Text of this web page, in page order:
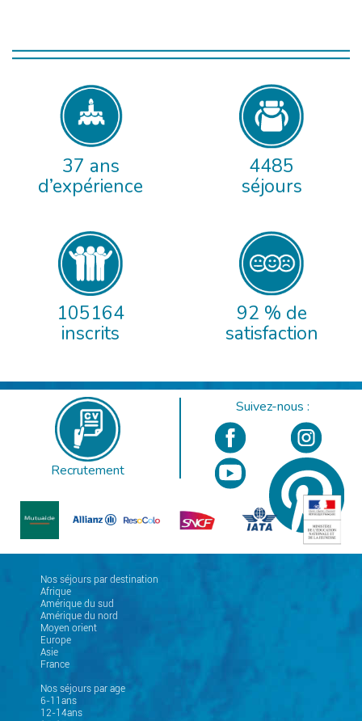
37 ans
d’expérience
4485
séjours
105164
inscrits
92 % de
satisfaction
Recrutement
Suivez-nous :
Nos séjours par destination
Afrique
Amérique du sud
Amérique du nord
Moyen orient
Europe
Asie
France
Nos séjours par age
6-11ans
12-14ans